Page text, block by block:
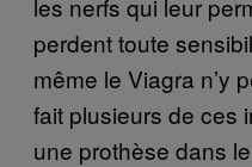
perdent toute
même le Viagra n’y
fait plusieurs de ces
une prothèse dans